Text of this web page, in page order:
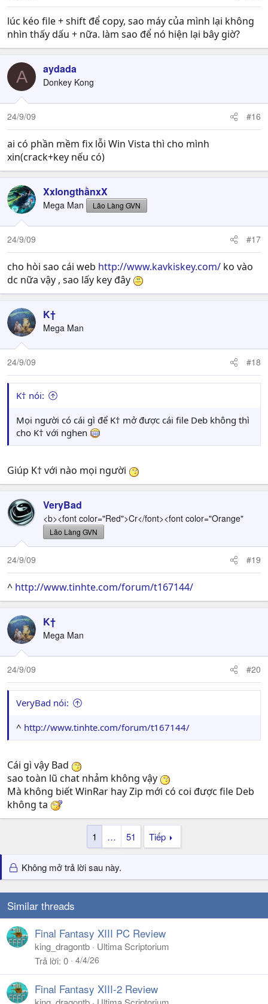
lúc kéo file + shift để copy, sao máy của mình lại không
nhìn thấy dấu + nữa. làm sao để nó hiện lại bây giờ?
A aydada
Donkey Kong
24/9/09 #16
ai có phần mềm fix lỗi Win Vista thì cho mình
xin(crack+key nếu có)
XxlongthầnxX
Mega Man Lão Làng GVN
24/9/09 #17
cho hòi sao cái web http://www.kavkiskey.com/ ko vào
dc nữa vậy , sao lấy key đây
K†
Mega Man
24/9/09 #18
K† nói:
Mọi người có cái gì để K† mở được cái file Deb không thì
cho K† với nghen
Giúp K† với nào mọi người
VeryBad
<b><font color="Red">Cr</font><font color="Orange"
Lão Làng GVN
24/9/09 #19
^ http://www.tinhte.com/forum/t167144/
K†
Mega Man
24/9/09 #20
VeryBad nói:
^ http://www.tinhte.com/forum/t167144/
Cái gì vậy Bad
sao toàn lũ chat nhảm không vậy
Mà không biết WinRar hay Zip mới có coi được file Deb
không ta
1 … 51 Tiếp
Không mở trả lời sau này.
Similar threads
Final Fantasy XIII PC Review
king_dragontb
Ultima Scriptorium
Trả lời 0 4/4/26
Final Fantasy XIII-2 Review